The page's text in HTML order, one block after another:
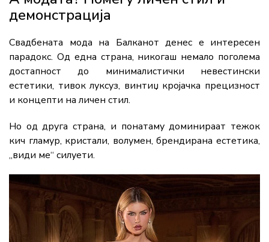
демонстрација
Свадбената мода на Балканот денес е интересен
парадокс. Од една страна, никогаш немало поголема
достапност до минималистички невестински
естетики, тивок луксуз, винтиџ кројачка прецизност
и концепти на личен стил.
Но од друга страна, и понатаму доминираат тежок
кич гламур, кристали, волумен, брендирана естетика,
„види ме“ силуети.